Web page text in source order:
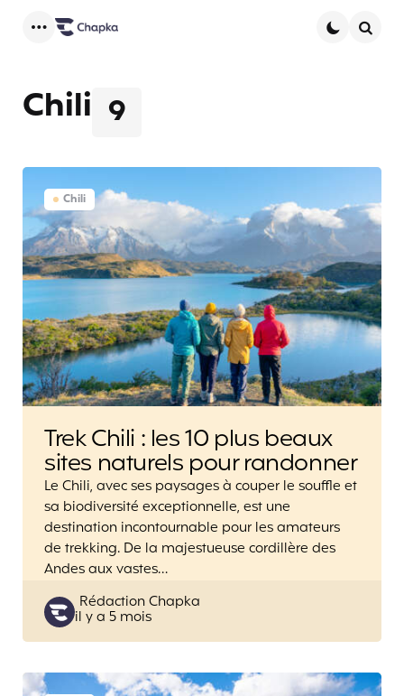
9
Chili
Chili
Trek Chili : les 10 plus beaux
sites naturels pour randonner
Le Chili, avec ses paysages à couper le souffle et
sa biodiversité exceptionnelle, est une
destination incontournable pour les amateurs
de trekking. De la majestueuse cordillère des
Andes aux vastes…
Posted
by
Rédaction Chapka
il y a 5 mois